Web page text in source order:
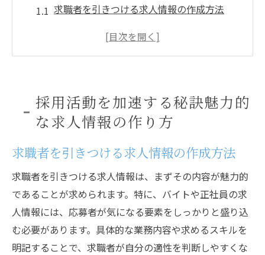
求職者を引きつける求人情報の作成方法
効果的な求人タイトルと仕事内容の書き方
求人情報における応募要件の明確化
競争力ある給与と福利厚生の提示
求人から応募までスムーズなプロセスを構築す
応募プロセスの透明化と簡略化の重要性
応募者追跡システムの導入によるプロセス
の最適化
オンライン応募システムの活用法
採用活動を加速する秘訣魅力的
な求人情報の作り方
求職者を引きつける求人情報の作成方法
求職者を引きつける求人情報は、まずその内容が魅力的
であることが求められます。特に、バイトや正社員の求
人情報には、応募者が気になる要素をしっかりと盛り込
む必要があります。具体的な業務内容や求めるスキルを
明記することで、求職者が自分の適性を判断しやすくな